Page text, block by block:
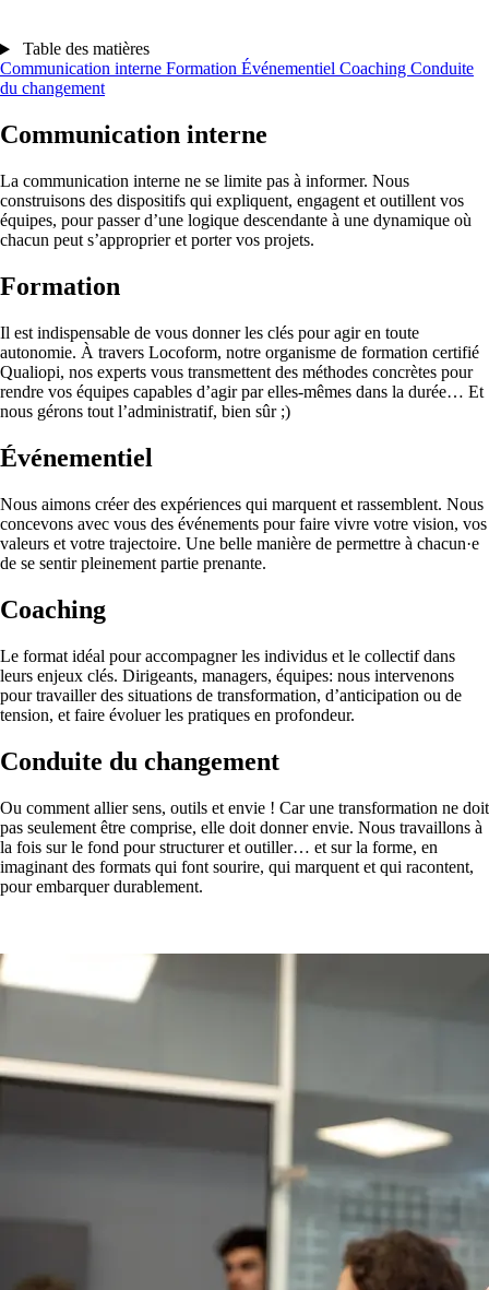
Table des matières
Communication interne Formation Événementiel Coaching Conduite
du changement
Communication interne
La communication interne ne se limite pas à informer. Nous
construisons des dispositifs qui expliquent, engagent et outillent vos
équipes, pour passer d’une logique descendante à une dynamique où
chacun peut s’approprier et porter vos projets.
Formation
Il est indispensable de vous donner les clés pour agir en toute
autonomie. À travers Locoform, notre organisme de formation certifié
Qualiopi, nos experts vous transmettent des méthodes concrètes pour
rendre vos équipes capables d’agir par elles-mêmes dans la durée… Et
nous gérons tout l’administratif, bien sûr ;)
Événementiel
Nous aimons créer des expériences qui marquent et rassemblent. Nous
concevons avec vous des événements pour faire vivre votre vision, vos
valeurs et votre trajectoire. Une belle manière de permettre à chacun·e
de se sentir pleinement partie prenante.
Coaching
Le format idéal pour accompagner les individus et le collectif dans
leurs enjeux clés. Dirigeants, managers, équipes: nous intervenons
pour travailler des situations de transformation, d’anticipation ou de
tension, et faire évoluer les pratiques en profondeur.
Conduite du changement
Ou comment allier sens, outils et envie ! Car une transformation ne doit
pas seulement être comprise, elle doit donner envie. Nous travaillons à
la fois sur le fond pour structurer et outiller… et sur la forme, en
imaginant des formats qui font sourire, qui marquent et qui racontent,
pour embarquer durablement.